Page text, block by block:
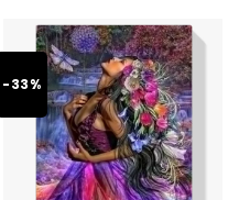
-33%